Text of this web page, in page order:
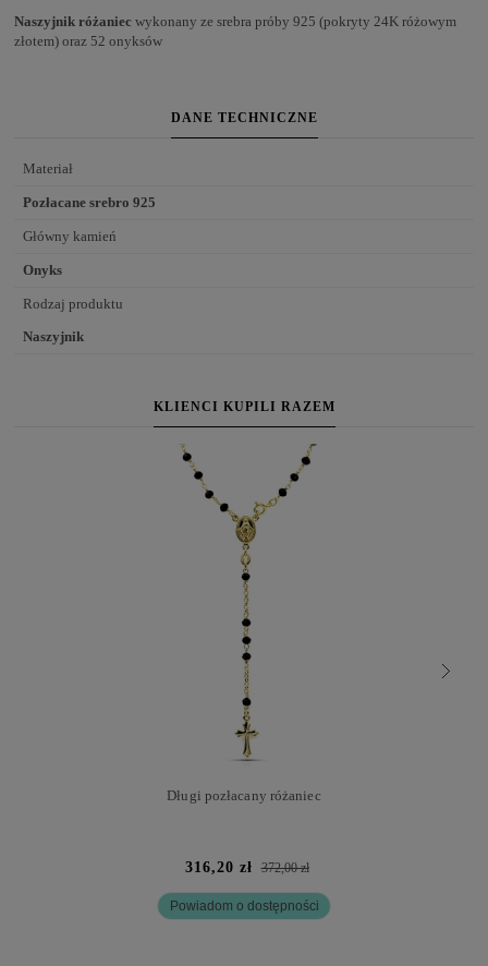
Naszyjnik różaniec wykonany ze srebra próby 925 (pokryty 24K różowym
złotem) oraz 52 onyksów
DANE TECHNICZNE
Materiał
Pozłacane srebro 925
Główny kamień
Onyks
Rodzaj produktu
Naszyjnik
KLIENCI KUPILI RAZEM
Długi pozłacany różaniec
316,20 zł 372,00 zł
Powiadom o dostępności